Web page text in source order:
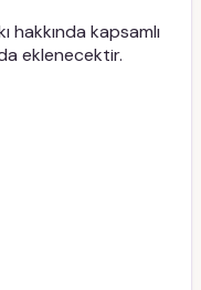
kapsamlı
eklenecektir.